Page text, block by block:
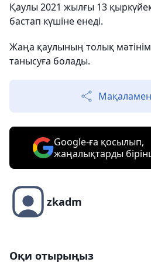
Қаулы 2021 жылғы 13
бастап күшіне енеді.
Жаңа қаулының толық
танысуға болады.
Мақаламен
Google-ға қосылып,
жаңалықтарды
zkadm
Оқи отырыңыз